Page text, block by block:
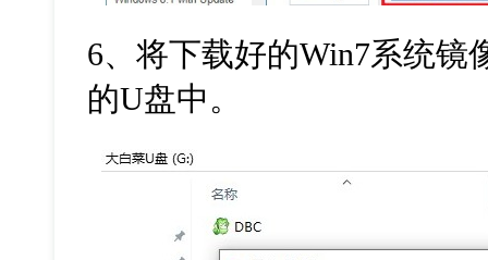
6、将下载好的Win7系统镜
的U盘中。